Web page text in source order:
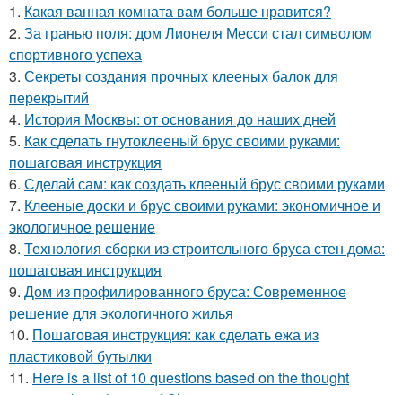
1. Какая ванная комната вам больше нравится?
2. За гранью поля: дом Лионеля Месси стал символом
спортивного успеха
3. Секреты создания прочных клееных балок для
перекрытий
4. История Москвы: от основания до наших дней
5. Как сделать гнутоклееный брус своими руками:
пошаговая инструкция
6. Сделай сам: как создать клееный брус своими руками
7. Клееные доски и брус своими руками: экономичное и
экологичное решение
8. Технология сборки из строительного бруса стен дома:
пошаговая инструкция
9. Дом из профилированного бруса: Современное
решение для экологичного жилья
10. Пошаговая инструкция: как сделать ежа из
пластиковой бутылки
11. Here is a list of 10 questions based on the thought